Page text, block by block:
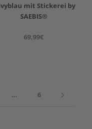
mit Stickerei by
SAEBIS®
69,99€
… 6